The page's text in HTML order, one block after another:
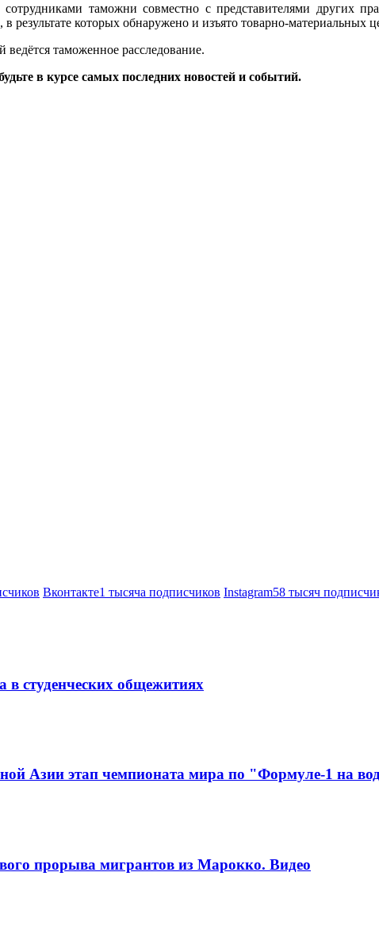
таможни совместно с представителями других
которых обнаружено и изъято товарно-материальных
таможенное расследование.
в курсе самых последних новостей и событий.
Вконтакте1 тысяча подписчиков Instagram58 тысяч
в студенческих общежитиях
Азии этап чемпионата мира по "Формуле-1 на
прорыва мигрантов из Марокко. Видео